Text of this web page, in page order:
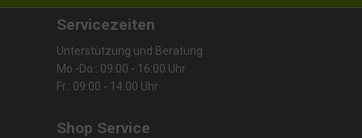
Servicezeiten
Unterstützung und Beratung
Mo.-Do.: 09:00 - 16:00 Uhr
Fr.: 09:00 - 14:00 Uhr
Shop Service